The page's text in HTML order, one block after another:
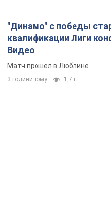
"Динамо" с победы
квалификации Лиги
Видео
Матч прошел в Люблине
3 години тому 1,7 т.